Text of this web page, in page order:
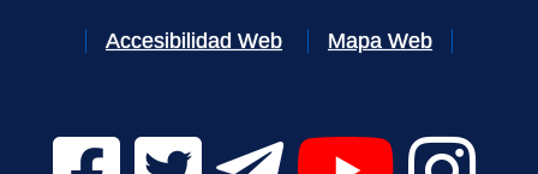
Accesibilidad Web Mapa Web
Facebook Digital UVa (se abrirá en una nueva
Twitter Digital UVa (se abrirá en una
Telegram Digital UVa (se
YouTube Digital